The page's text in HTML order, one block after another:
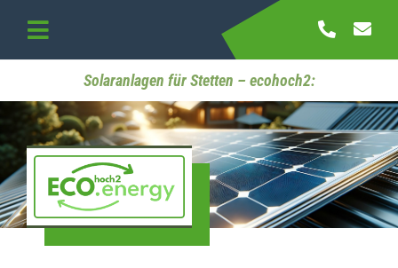
content
Toggle
Navigation
Startseite
Referenzen
Kontakt
Solaranlagen für Stetten – ecohoch2: